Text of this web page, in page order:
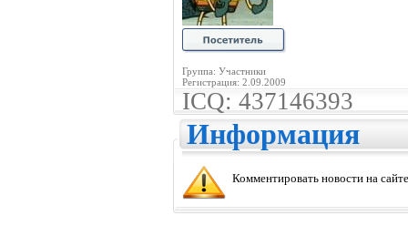
Группа: Участники
Регистрация: 2.09.2009
ICQ: 437146393
Информация
Комментировать новости на